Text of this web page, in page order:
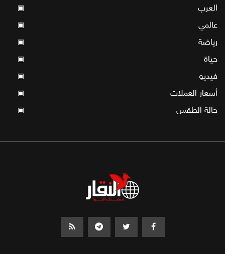
العرب ▣
عالمي ▣
رياضة ▣
حياة ▣
فيديو ▣
أسعار العملات ▣
حالة الطقس ▣